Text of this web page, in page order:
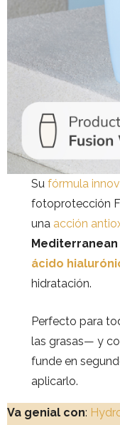
Sufórmula
fotoprotección
una acción
ácido
hidratación.
Perfecto para
las grasas— y
funde en
aplicarlo.
Va genial con: